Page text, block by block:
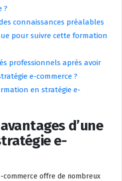
?
connaissances préalables
pour suivre cette formation
professionnels après avoir
e-commerce ?
en stratégie e-
d’une
e-
commerce offre de nombreux